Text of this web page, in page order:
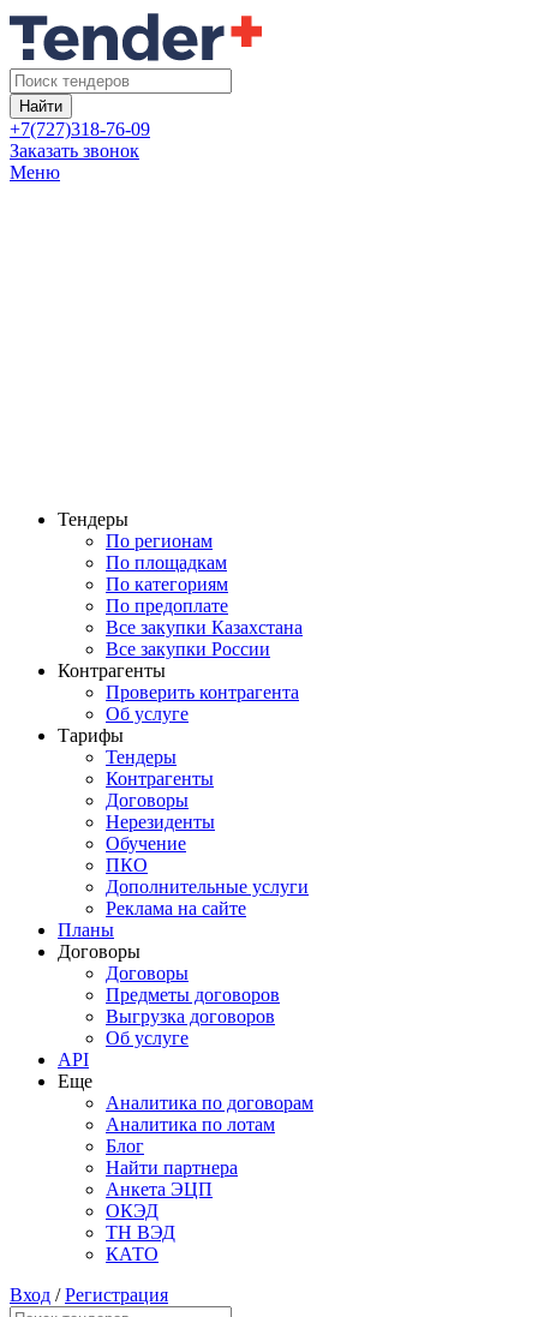
Найти
+7(727)318-76-09
Заказать звонок
Меню
Тендеры
По регионам
По площадкам
По категориям
По предоплате
Все закупки Казахстана
Все закупки России
Контрагенты
Проверить контрагента
Об услуге
Тарифы
Тендеры
Контрагенты
Договоры
Нерезиденты
Обучение
ПКО
Дополнительные услуги
Реклама на сайте
Планы
Договоры
Договоры
Предметы договоров
Выгрузка договоров
Об услуге
API
Еще
Аналитика по договорам
Аналитика по лотам
Блог
Найти партнера
Анкета ЭЦП
ОКЭД
ТН ВЭД
КАТО
Вход /Регистрация